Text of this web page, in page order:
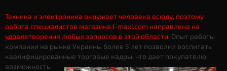
Техника и электроника окружает человека всюду, поэтому
работа специалистов магазина I-maxi.com направлена на
удовлетворения любых запросов в этой области. Опыт работы
компании на рынке Украины более 5 лет позволил воспитать
квалифицированные торговые кадры, что дает покупателю
возможность